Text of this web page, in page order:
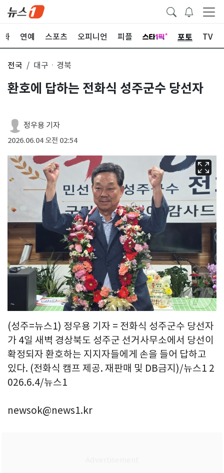
화 연예 스포츠 오피니언 피플 포토 TV
전국 대구ㆍ경북
환호에 답하는 전화식 성주군수 당선자
정우용 기자
2026.06.04 오전 02:54
(성주=뉴스1) 정우용 기자 = 전화식 성주군수 당선자
가 4일 새벽 경상북도 성주군 선거사무소에서 당선이
확정되자 환호하는 지지자들에게 손을 들어 답하고
있다. (전화식 캠프 제공. 재판매 및 DB금지)/뉴스1 2
026.6.4/뉴스1
newsok@news1.kr